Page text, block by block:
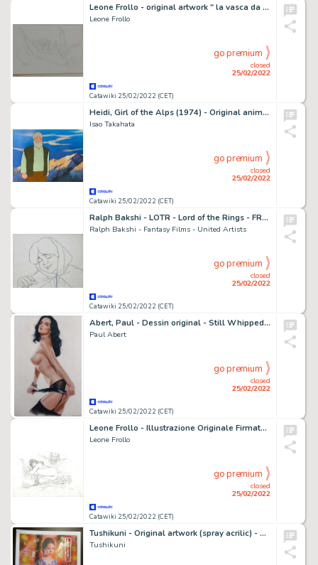
Leone Frollo - original artwork " la vasca da bagno' " firmata - Page volante - Exemplaire unique
Leone Frollo
Catawiki 25/02/2022 (CET)
closed
25/02/2022
go premium
Heidi, Girl of the Alps (1974) - Original animation cel of Alm-Ohi
Isao Takahata
Catawiki 25/02/2022 (CET)
closed
25/02/2022
go premium
Ralph Bakshi - LOTR - Lord of the Rings - FRODO + Original Animation Production Drawing + - Exemplaire unique (1978)
Ralph Bakshi - Fantasy Films - United Artists
Catawiki 25/02/2022 (CET)
closed
25/02/2022
go premium
Abert, Paul - Dessin original - Still Whipped - Format: 20 x 30 cm. - (2015)
Paul Abert
Catawiki 25/02/2022 (CET)
closed
25/02/2022
go premium
Leone Frollo - Illustrazione Originale Firmata "Lucifera" - Page volante - Exemplaire unique - (2013)
Leone Frollo
Catawiki 25/02/2022 (CET)
closed
25/02/2022
go premium
Tushikuni - Original artwork (spray acrilic) - Asian slave of love - Format: 30 x 40 cm. - (2022)
Tushikuni